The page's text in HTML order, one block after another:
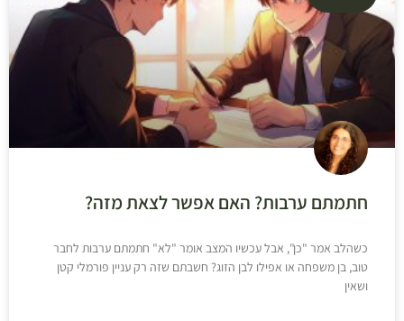
חתמתם ערבות? האם אפשר לצאת מזה?
כשהלב אמר "כן", אבל עכשיו המצב אומר "לא" חתמתם ערבות לחבר
טוב, בן משפחה או אפילו לבן הזוג? חשבתם שזה רק עניין פורמלי קטן
ושאין